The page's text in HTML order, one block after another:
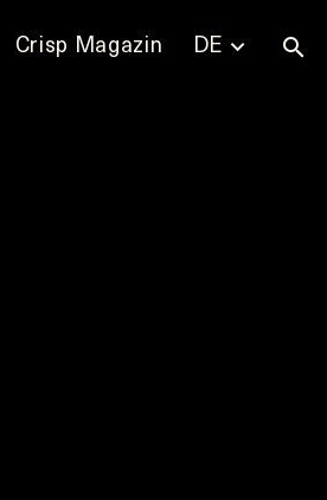
Crisp Magazin DE